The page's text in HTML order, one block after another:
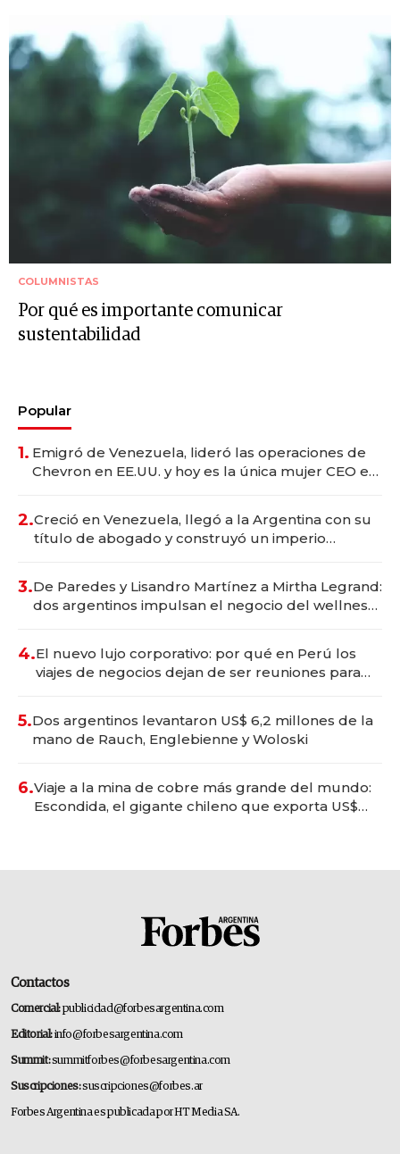
COLUMNISTAS
Por qué es importante comunicar
sustentabilidad
Popular
1. Emigró de Venezuela, lideró las operaciones de
Chevron en EE.UU. y hoy es la única mujer CEO en
2.Creció en Venezuela, llegó a la Argentina con su
título de abogado y construyó un imperio
3.De Paredes y Lisandro Martínez a Mirtha Legrand:
dos argentinos impulsan el negocio del wellness
4.El nuevo lujo corporativo: por qué en Perú los
viajes de negocios dejan de ser reuniones para
5.Dos argentinos levantaron US$ 6,2 millones de la
mano de Rauch, Englebienne y Woloski
6.Viaje a la mina de cobre más grande del mundo:
Escondida, el gigante chileno que exporta US$
Contactos
Comercial:publicidad@forbesargentina.com
Editorial:info@forbesargentina.com
Summit:summitforbes@forbesargentina.com
Suscripciones:suscripciones@forbes.ar
Forbes Argentina es publicada por HT Media SA.